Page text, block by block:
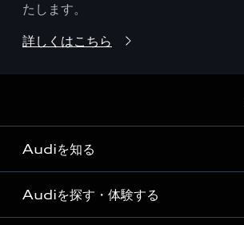
たします。
詳しくはこちら
Audiを知る
Audi ブランド
Audiを探す・体験する